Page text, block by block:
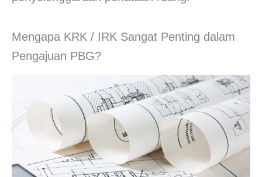
Mengapa KRK / IRK Sangat Penting dalam
Pengajuan PBG?